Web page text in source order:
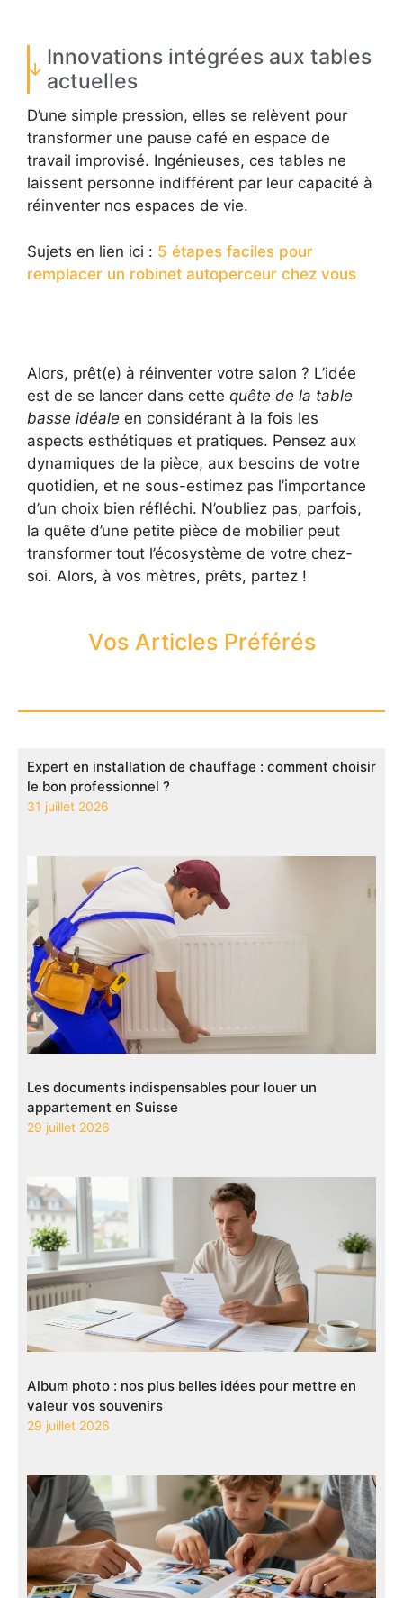
Innovations intégrées aux tables
actuelles
D’une simple pression, elles se relèvent pour
transformer une pause café en espace de
travail improvisé. Ingénieuses, ces tables ne
laissent personne indifférent par leur capacité à
réinventer nos espaces de vie.
Sujets en lien ici : 5 étapes faciles pour
remplacer un robinet autoperceur chez vous
Alors, prêt(e) à réinventer votre salon ? L’idée
est de se lancer dans cette quête de la table
basse idéale en considérant à la fois les
aspects esthétiques et pratiques. Pensez aux
dynamiques de la pièce, aux besoins de votre
quotidien, et ne sous-estimez pas l’importance
d’un choix bien réfléchi. N’oubliez pas, parfois,
la quête d’une petite pièce de mobilier peut
transformer tout l’écosystème de votre chez-
soi. Alors, à vos mètres, prêts, partez !
Vos Articles Préférés
Expert en installation de chauffage : comment choisir
le bon professionnel ?
31 juillet 2026
Les documents indispensables pour louer un
appartement en Suisse
29 juillet 2026
Album photo : nos plus belles idées pour mettre en
valeur vos souvenirs
29 juillet 2026